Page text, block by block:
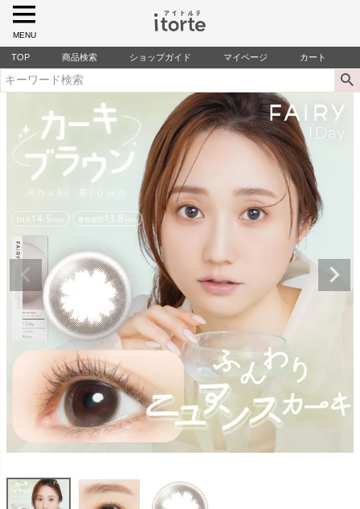
MENU
TOP 商品検索 ショップガイド マイページ カート